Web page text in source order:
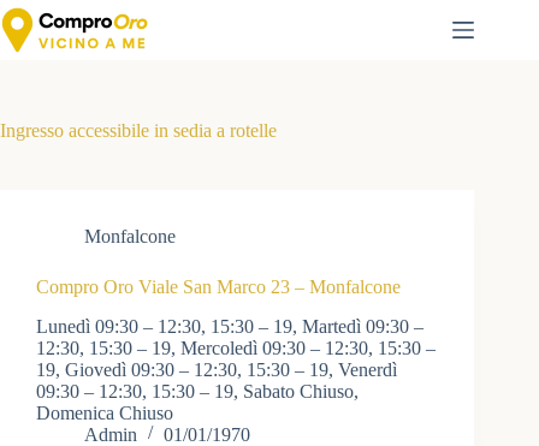
Salta
al
contenuto
Ingresso accessibile in sedia a rotelle
Monfalcone
Compro Oro Viale San Marco 23 – Monfalcone
Lunedì 09:30 – 12:30, 15:30 – 19, Martedì 09:30 –
12:30, 15:30 – 19, Mercoledì 09:30 – 12:30, 15:30 –
19, Giovedì 09:30 – 12:30, 15:30 – 19, Venerdì
09:30 – 12:30, 15:30 – 19, Sabato Chiuso,
Domenica Chiuso
Admin
01/01/1970